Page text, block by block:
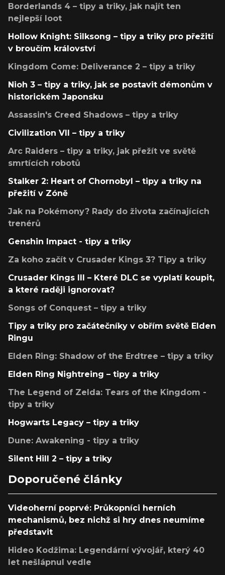
Borderlands 4 – tipy a triky, jak najít ten
nejlepší loot
Hollow Knight: Silksong – tipy a triky pro přežití
v broučím království
Kingdom Come: Deliverance 2 – tipy a triky
Nioh 3 – tipy a triky, jak se postavit démonům v
historickém Japonsku
Assassin's Creed Shadows – tipy a triky
Civilization VII – tipy a triky
Arc Raiders – tipy a triky, jak přežít ve světě
smrtících robotů
Stalker 2: Heart of Chornobyl – tipy a triky na
přežití v Zóně
Jak na Pokémony? Rady do života začínajících
trenérů
Genshin Impact - tipy a triky
Za koho začít v Crusader Kings 3? Tipy a triky
Crusader Kings III – Které DLC se vyplatí koupit,
a které raději ignorovat?
Songs of Conquest – tipy a triky
Tipy a triky pro začátečníky v obřím světě Elden
Ringu
Elden Ring: Shadow of the Erdtree – tipy a triky
Elden Ring Nightreing – tipy a triky
The Legend of Zelda: Tears of the Kingdom -
tipy a triky
Hogwarts Legacy – tipy a triky
Dune: Awakening - tipy a triky
Silent Hill 2 – tipy a triky
Doporučené články
Videoherní poprvé: Průkopníci herních
mechanismů, bez nichž si hry dnes neumíme
představit
Hideo Kodžima: Legendární vývojář, který 40
let nešlápnul vedle